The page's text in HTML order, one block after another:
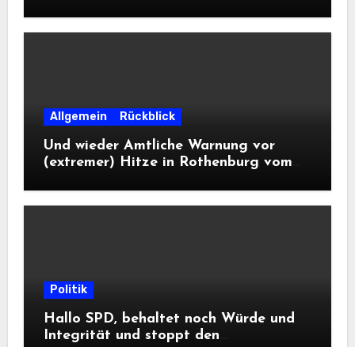
Allgemein Rückblick
Und wieder Amtliche Warnung vor
(extremer) Hitze in Rothenburg vom
Politik
Hallo SPD, behaltet noch Würde und
Integrität und stoppt den